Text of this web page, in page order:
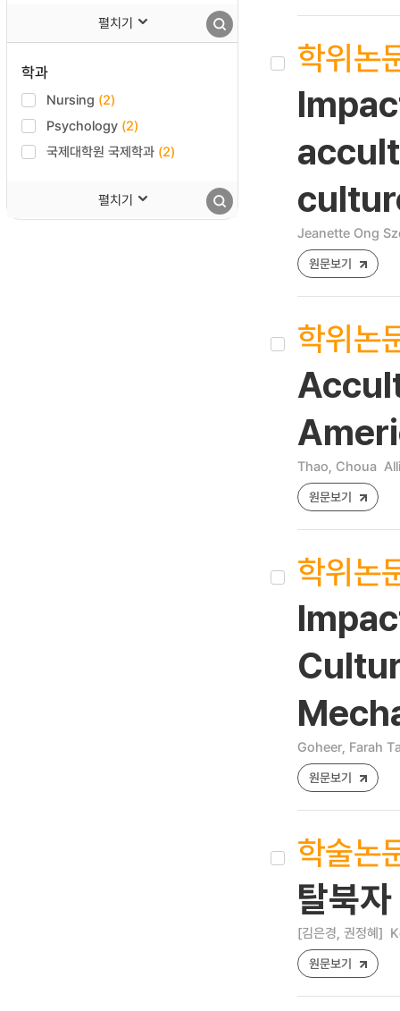
펼치기
학과
Nursing (2)
Psychology (2)
국제대학원 국제학과 (2)
펼치기
학위논
Jeanette Ong
원문보기
학위논
Thao, Choua
원문보기
학위논
Goheer, Farah
원문보기
학술논
탈북
[김은경, 권정혜]
원문보기